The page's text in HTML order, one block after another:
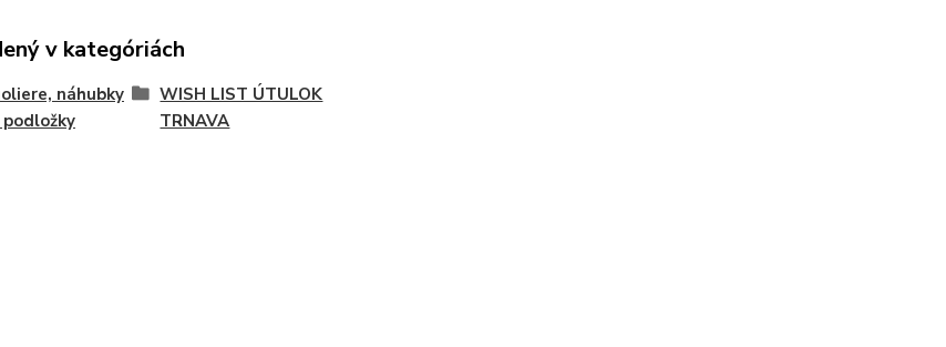
v kategóriách
náhubky
WISH LIST ÚTULOK
TRNAVA